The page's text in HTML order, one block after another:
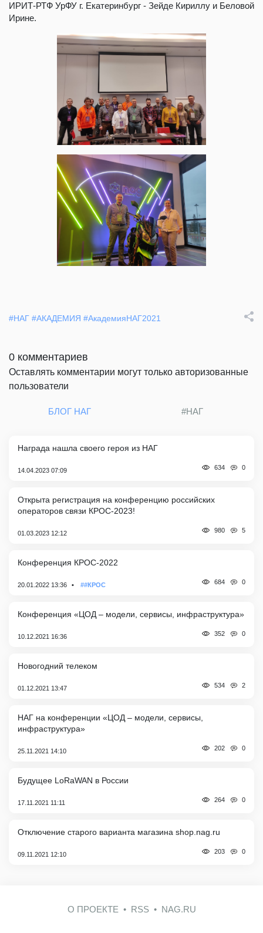
ИРИТ-РТФ УрФУ г. Екатеринбург - Зейде Кириллу и Беловой
Ирине.
#НАГ #АКАДЕМИЯ #АкадемияНАГ2021
0 комментариев
Оставлять комментарии могут только авторизованные
пользователи
БЛОГ НАГ #НАГ
Награда нашла своего героя из НАГ
14.04.2023 07:09 634 0
Открыта регистрация на конференцию российских
операторов связи КРОС-2023!
01.03.2023 12:12 980 5
Конференция КРОС-2022
20.01.2022 13:36 ##КРОС 684 0
Конференция «ЦОД – модели, сервисы, инфраструктура»
10.12.2021 16:36 352 0
Новогодний телеком
01.12.2021 13:47 534 2
НАГ на конференции «ЦОД – модели, сервисы,
инфраструктура»
25.11.2021 14:10 202 0
Будущее LoRaWAN в России
17.11.2021 11:11 264 0
Отключение старого варианта магазина shop.nag.ru
09.11.2021 12:10 203 0
О ПРОЕКТЕ RSS NAG.RU